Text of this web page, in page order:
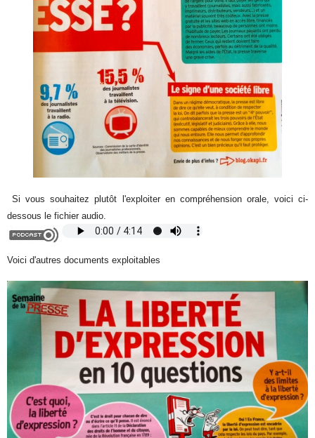
Si vous souhaitez plutôt l'exploiter en compréhension orale, voici ci-
dessous le fichier audio.
Voici d'autres documents exploitables